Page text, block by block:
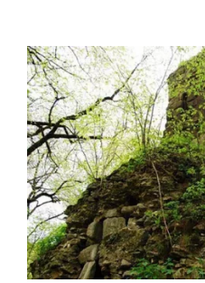
View
Larger
Image